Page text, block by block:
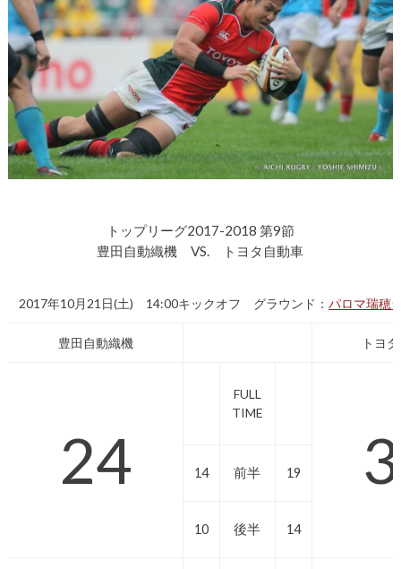
トップリーグ2017-2018 第9節
豊田自動織機 VS. トヨタ自動車
2017年10月21日(土) 14:00キックオフ グラウンド：パロマ瑞穂
豊田自動織機 トヨ
24
FULL
TIME
14 前半 19
10 後半 14